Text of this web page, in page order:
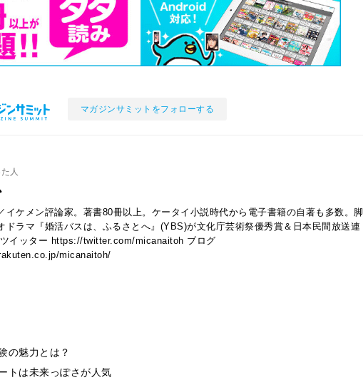
マガジンサミットをフォローする
人
イケメン評論家。著書80冊以上。ケータイ小説時代から電子書籍の自著も多数。脚
ドラマ『婚活バスは、ふるさとへ』(YBS)が文化庁芸術祭優秀賞＆日本民間放送連
イッター https://twitter.com/micanaitoh ブログ
micanaitoh/
の魅力とは？
トは未来っぽさが人気